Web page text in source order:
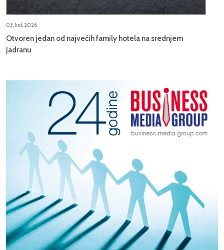
03, kol, 2026
Otvoren jedan od najvećih family hotela na srednjem
Jadranu